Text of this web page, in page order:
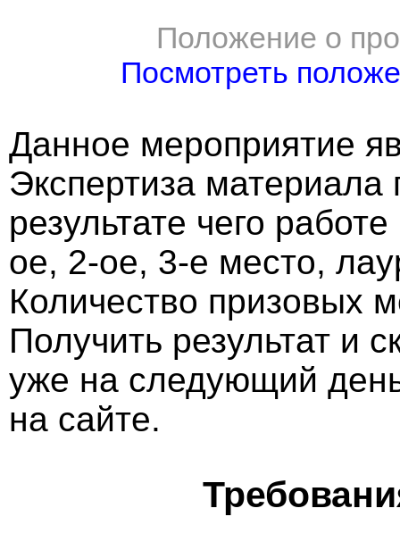
Положение о
Посмотреть
Данное мероприятие
Экспертиза
результате чего
ое, 2-ое, 3-е место,
Количество призовых
Получить результат и
уже на следующий
на сайте.